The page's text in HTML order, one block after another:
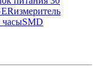
измеритель
часыSMD